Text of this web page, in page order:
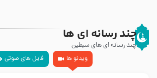
چند رسانه ای ها
چند رسانه ای های سبطین
ویدئو ها
فایل های صوتی